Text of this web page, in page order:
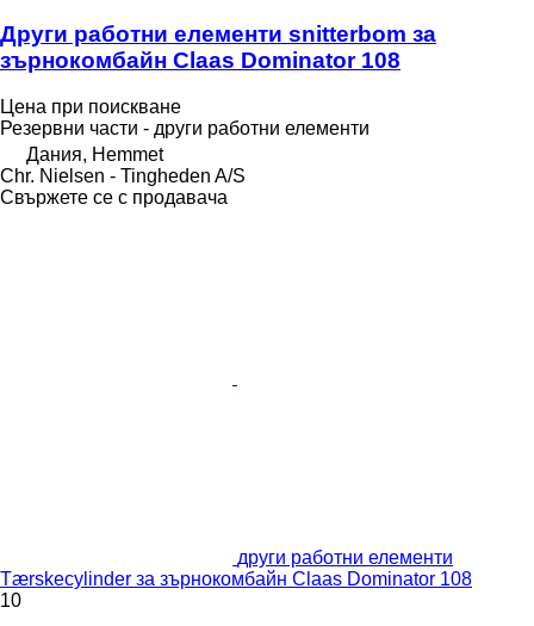
Други работни елементи snitterbom за
зърнокомбайн Claas Dominator 108
Цена при поискване
Резервни части - други работни елементи
Дания, Hemmet
Chr. Nielsen - Tingheden A/S
Свържете се с продавача
други работни елементи
Tærskecylinder за зърнокомбайн Claas Dominator 108
10